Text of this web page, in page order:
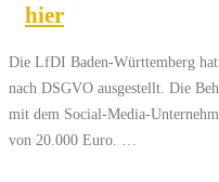
hier
Die LfDI Baden-Württemberg
nach DSGVO ausgestellt. Die
mit dem Social-Media-
von 20.000 Euro. …